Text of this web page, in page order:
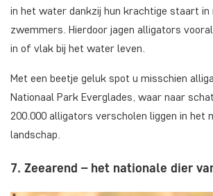
in het water dankzij hun krachtige staart in
zwemmers. Hierdoor jagen alligators
in of vlak bij het water leven.
Met een beetje geluk spot u misschien
Nationaal Park Everglades, waar naar
200.000 alligators verscholen liggen in het
landschap.
7. Zeearend – het nationale dier